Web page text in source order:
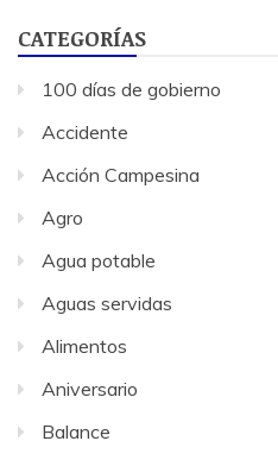
CATEGORÍAS
100 días de gobierno
Accidente
Acción Campesina
Agro
Agua potable
Aguas servidas
Alimentos
Aniversario
Balance